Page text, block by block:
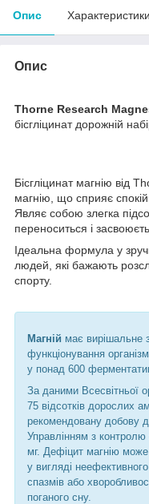
Опис Характеристики
Опис
Thorne Research
бісгліцинат дорожній
Бісгліцинат магнію
магнію, що сприяє
Являє собою злегка
переноситься і
Ідеальна формула у
людей, які бажають
спорту.
Магній має вирішальне
функціонування
у понад 600
За даними Всесвітньої
75 відсотків дорослих
рекомендовану добову
Управлінням з
мг. Дефіцит магнію
у вигляді
спазмів або
поганого сну.